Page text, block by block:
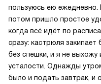
пользуюсь ею
потом пришло простое
когда всё идёт по
сразу: кастрюля
без спешки, и я не выхожу
усталости. Однажды
было и подать завтрак, и